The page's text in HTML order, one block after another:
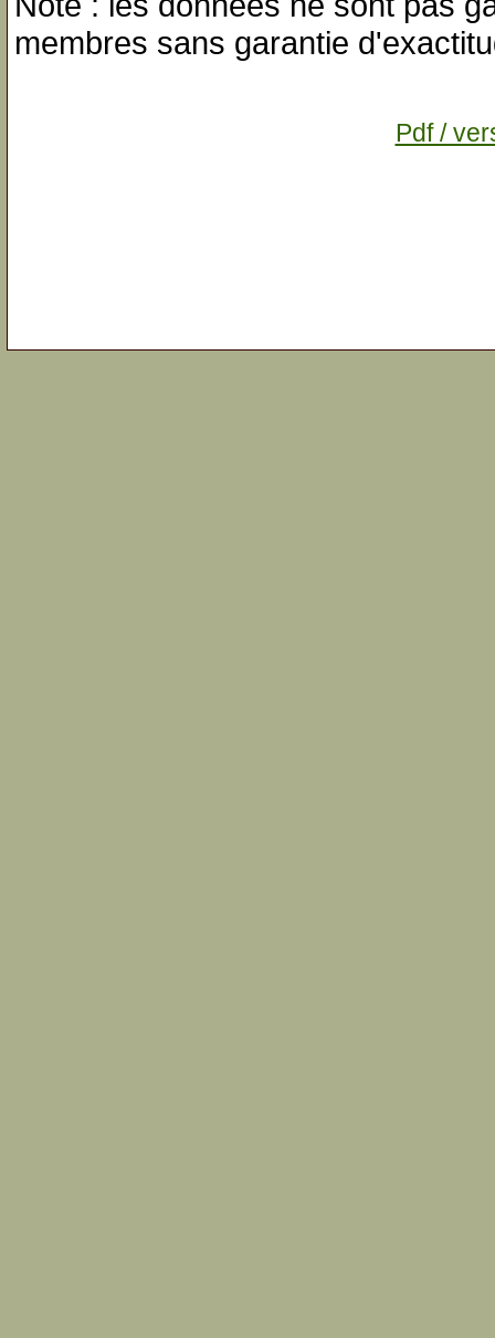
membres sans garantie
Pdf /